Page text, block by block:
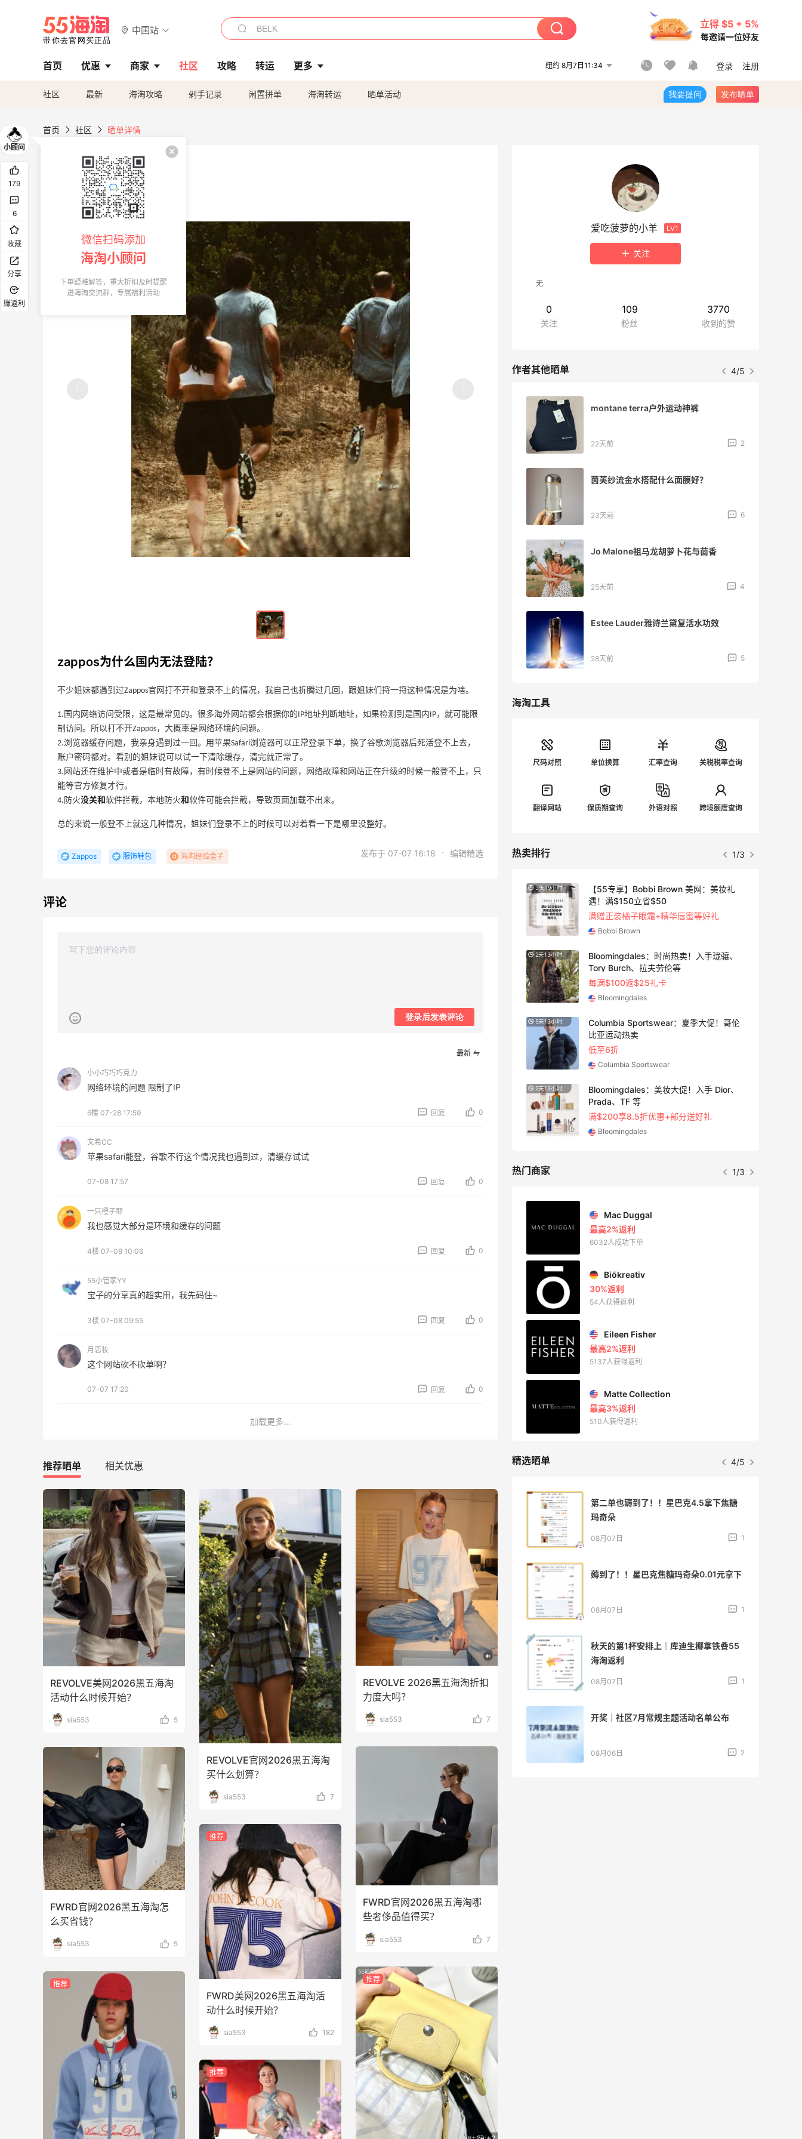
中国站
立得 $5 + 5%
每邀请一位好友
首页 优惠 商家 社区 攻略 转运 更多 纽约 8月7日11:34 登录 注册
社区 最新 海淘攻略 剁手记录 闲置拼单 海淘转运 晒单活动 我要提问 发布晒单
首页 社区 晒单详情
zappos为什么国内无法登陆？
不少姐妹都遇到过Zappos官网打不开和登录不上的情况，我自己也折腾过几回，跟姐妹们捋一捋这种情况是为啥。
1.国内网络访问受限，这是最常见的。很多海外网站都会根据你的IP地址判断地址，如果检测到是国内IP，就可能限
制访问。所以打不开Zappos，大概率是网络环境的问题。
2.浏览器缓存问题，我亲身遇到过一回。用苹果Safari浏览器可以正常登录下单，换了谷歌浏览器后死活登不上去，
账户密码都对。看别的姐妹说可以试一下清除缓存，清完就正常了。
3.网站还在维护中或者是临时有故障，有时候登不上是网站的问题，网络故障和网站正在升级的时候一般登不上，只
能等官方修复才行。
4.防火没关和软件拦截，本地防火和软件可能会拦截，导致页面加载不出来。
总的来说一般登不上就这几种情况，姐妹们登录不上的时候可以对着看一下是哪里没整好。
Zappos 服饰鞋包 海淘经验盒子 发布于 07-07 16:18 · 编辑精选
评论
登录后发表评论
最新
小小巧巧巧克力
网络环境的问题 限制了IP
6楼 07-28 17:59 回复 0
文希CC
苹果safari能登，谷歌不行这个情况我也遇到过，清缓存试试
07-08 17:57 回复 0
一只橙子耶
我也感觉大部分是环境和缓存的问题
4楼 07-08 10:06 回复 0
55小管家YY
宝子的分享真的超实用，我先码住~
3楼 07-08 09:55 回复 0
月恋妆
这个网站砍不砍单啊？
07-07 17:20 回复 0
加载更多...
推荐晒单 相关优惠
REVOLVE美网2026黑五海淘
活动什么时候开始？
sia553 5
FWRD官网2026黑五海淘怎
么买省钱？
sia553 5
推荐
REVOLVE官网2026黑五海淘
买什么划算？
sia553 7
推荐
FWRD美网2026黑五海淘活
动什么时候开始？
sia553 182
推荐
REVOLVE 2026黑五海淘折扣
力度大吗？
sia553 7
FWRD官网2026黑五海淘哪
些奢侈品值得买？
sia553 7
推荐
爱吃菠萝的小羊 LV1
关注
无
0
关注
109
粉丝
3770
收到的赞
作者其他晒单 5/5
海淘被税的概率有多大？概率高吗？
4
Crocs梦境蓝色洞洞鞋到手美哭
3
毕生之研变色精华唇膏，伪素颜神器~
17天前
montane terra户外运动神裤
22天前
茵芙纱流金水搭配什么面膜好？
23天前
Jo Malone祖马龙胡萝卜花与茴香
Estee Lauder雅诗兰黛复活水怎么样？
28天前 3
PayPal香港账户一个人能注册几个？
28天前 2
PayPal怎么看自己账号是哪个地区？
07-08 3
Paypal想要更改地区，账户的余额咋处
07-08 5
海淘工具
尺码对照 单位换算 汇率查询 关税税率查询
翻译网站 保质期查询 外语对照 跨境额度查询
热卖排行 2/3
Macy's：美妆精选10日闪促 低至5折+免
24天1小时
Patagonia：巴塔美官夏季大促 运动服饰
基础款印花T恤$21.99
Columbia Sportswear：夏季大促！哥伦
满$200享8.5折优惠+部分送好礼
10天7小时
Mytheresa：折扣区时尚上新热卖 关注
TOTEME、ZIMMERMAN 等
享额外9折
Mytheresa
3天1小时
【55专享】Base Blu：时尚上新热卖 关注
PRADA、LOEWE、加拿大鹅等
享9折优惠
Base Blu
13天16小时
Macy's：Lancome 兰蔻美妆大促低至5折
满赠三重好礼
低门槛入手7件套
Macy's
2天13小时
Bluemercury：限时大促！入手 Aesop、
Nars、CT 等
低至5折+部分额外8.5折
Bluemercury
热门商家 2/3
Private Internet Access VPN
最高70%返利
COUTR
6%返利
227人获得返利
Matte Collection
ERGO Baby
4%返利
62人获得返利
Belly Bandit
4%返利
42人获得返利
TIMEBEAM (US)
最高10%返利
285人获得返利
RFM Denim
6%返利
86人获得返利
精选晒单 5/5
Origins悦木之源美网海淘攻略，Origins
海淘教程
08月07日 1
哈哈，这杯霸王茶姬买得真划算！
08月07日 1
Dr.Levy精华效果给到夯
08月07日 1
Julian Bakery乳清蛋白棒 | 配料干净到感
08月07日
第二单也薅到了！！星巴克4.5拿下焦糖
08月07日
薅到了！！星巴克焦糖玛奇朵0.01元拿下
08月07日 1
秋天的第1杯安排上｜库迪生椰拿铁叠55
08月07日
开奖｜社区7月常规主题活动名单公布
Bobbi Brown美网2026黑五海淘活动什
么时候开始？
08月06日 3
碳水快乐｜童年回忆李先生牛肉面🍜
08月06日 4
户外运动防-晒｜蜜丝婷开挂摇摇乐实测
🏃
08月06日 3
Evelom卸妆膏--卸妆膏中的“爱马仕”
08月05日 4
179
6
收藏
分享
赚返利
微信扫码添加
海淘小顾问
下单疑难解答，重大折扣及时提醒
进海淘交流群，专属福利活动